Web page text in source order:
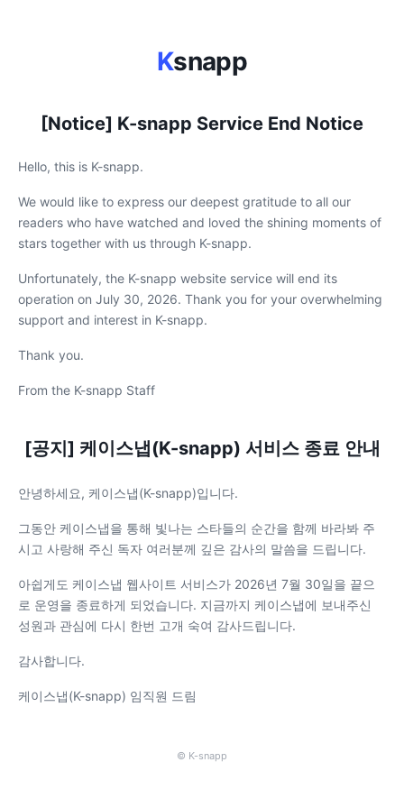
Ksnapp
[Notice] K-snapp Service End Notice
Hello, this is K-snapp.
We would like to express our deepest gratitude to all our
readers who have watched and loved the shining moments of
stars together with us through K-snapp.
Unfortunately, the K-snapp website service will end its
operation on July 30, 2026. Thank you for your overwhelming
support and interest in K-snapp.
Thank you.
From the K-snapp Staff
[공지] 케이스냅(K-snapp) 서비스 종료 안내
안녕하세요, 케이스냅(K-snapp)입니다.
그동안 케이스냅을 통해 빛나는 스타들의 순간을 함께 바라봐 주
시고 사랑해 주신 독자 여러분께 깊은 감사의 말씀을 드립니다.
아쉽게도 케이스냅 웹사이트 서비스가 2026년 7월 30일을 끝으
로 운영을 종료하게 되었습니다. 지금까지 케이스냅에 보내주신
성원과 관심에 다시 한번 고개 숙여 감사드립니다.
감사합니다.
케이스냅(K-snapp) 임직원 드림
© K-snapp